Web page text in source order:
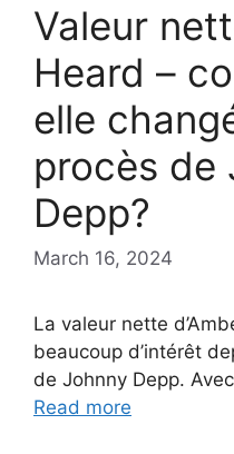
Valeur
Heard –
elle
procès de
Depp?
March 16, 2024
La valeur nette
beaucoup d’intérêt
de Johnny Depp.
Read more